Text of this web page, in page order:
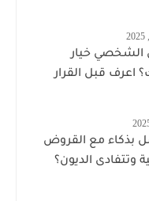
الشخصي خيار
اعرف قبل القرار
بذكاء مع القروض
وتتفادى الديون؟